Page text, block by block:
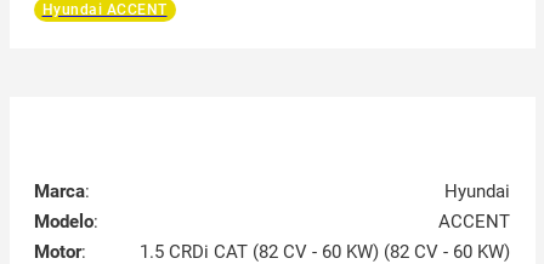
Hyundai ACCENT
Marca:
Hyundai
Modelo:
ACCENT
Motor: 1.5 CRDi CAT (82 CV - 60 KW) (82 CV - 60 KW)